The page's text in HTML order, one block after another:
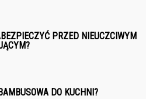
PRZED NIEUCZCIWYM
DO KUCHNI?